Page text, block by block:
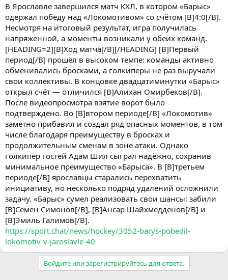
В Ярославле завершился матч КХЛ, в котором «Барыс»
одержал победу над «Локомотивом» со счётом [B]4:0[/B].
Несмотря на итоговый результат, игра получилась
напряжённой, а моменты возникали у обеих команд.
[HEADING=2][B]Ход матча[/B][/HEADING] [B]Первый
период[/B] прошёл в высоком темпе: команды активно
обменивались бросками, а голкиперы не раз выручали
свои коллективы. В концовке двадцатиминутки «Барыс»
открыл счёт — отличился [B]Алихан Омирбеков[/B].
После видеопросмотра взятие ворот было
подтверждено. Во [B]втором периоде[/B] «Локомотив»
заметно прибавил и создал ряд опасных моментов, в том
числе благодаря преимуществу в бросках и
продолжительным сменам в зоне атаки. Однако
голкипер гостей Адам Шил сыграл надёжно, сохранив
минимальное преимущество «Барыса». В [B]третьем
периоде[/B] ярославцы старались перехватить
инициативу, но несколько подряд удалений осложнили
задачу. «Барыс» сумел реализовать свои шансы: забили
[B]Семён Симонов[/B], [B]Ансар Шайхмедденов[/B] и
[B]Эмиль Галимов[/B].
https://sport.chat/news/hockey/3052-barys-pobedil-
lokomotiv-v-jaroslavle-40
Войдите или зарегистрируйтесь для ответа.